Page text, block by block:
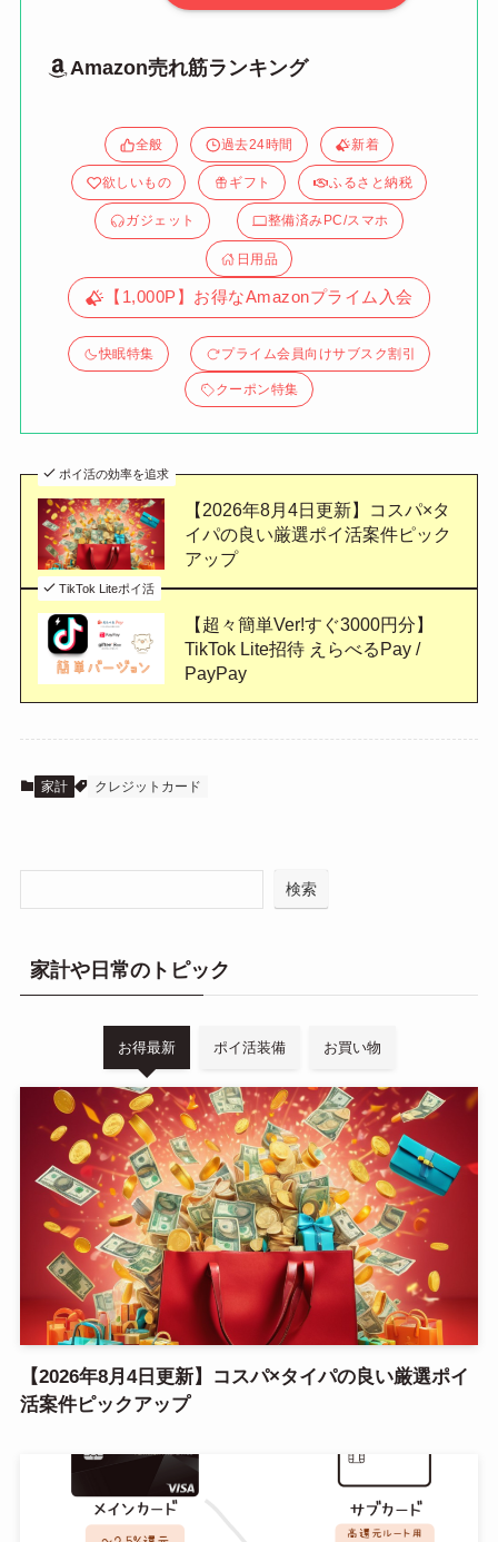
Amazon売れ筋ランキング
全般 過去24時間 新着
欲しいもの ギフト ふるさと納税
ガジェット 整備済みPC/スマホ
日用品
【1,000P】お得なAmazonプライム入会
快眠特集 プライム会員向けサブスク割引
クーポン特集
ポイ活の効率を追求
【2026年8月4日更新】コスパ×タ
イパの良い厳選ポイ活案件ピック
アップ
TikTok Liteポイ活
【超々簡単Ver!すぐ3000円分】
TikTok Lite招待 えらべるPay /
PayPay
家計 クレジットカード
検索
家計や日常のトピック
お得最新 ポイ活装備 お買い物
【2026年8月4日更新】コスパ×タイパの良い厳選ポイ
活案件ピックアップ